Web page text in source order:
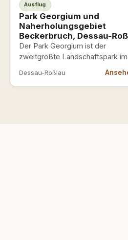
Ausflug
Park Georgium und
Naherholungsgebiet
Beckerbruch, Dessau-
Der Park Georgium ist der
zweitgrößte Landschaftspark im
Dessau-Wörlitzer Gartenreich –
Stadt Dessau-Roßlau. Zur…
Dessau-Roßlau